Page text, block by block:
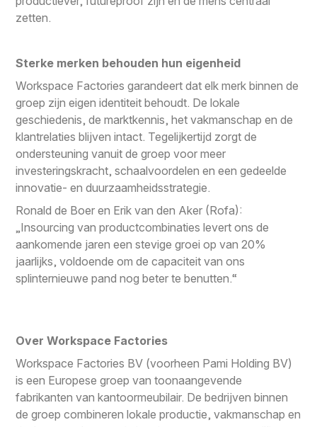
zetten.
Sterke merken behouden hun eigenheid
Workspace Factories garandeert dat elk merk binnen de
groep zijn eigen identiteit behoudt. De lokale
geschiedenis, de marktkennis, het vakmanschap en de
klantrelaties blijven intact. Tegelijkertijd zorgt de
ondersteuning vanuit de groep voor meer
investeringskracht, schaalvoordelen en een gedeelde
innovatie- en duurzaamheidsstrategie.
Ronald de Boer en Erik van den Aker (Rofa):
„Insourcing van productcombinaties levert ons de
aankomende jaren een stevige groei op van 20%
jaarlijks, voldoende om de capaciteit van ons
splinternieuwe pand nog beter te benutten.“
Over Workspace Factories
Workspace Factories BV (voorheen Pami Holding BV)
is een Europese groep van toonaangevende
fabrikanten van kantoormeubilair. De bedrijven binnen
de groep combineren lokale productie, vakmanschap en